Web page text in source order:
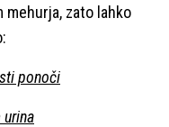
zato lahko
ponoči
urina